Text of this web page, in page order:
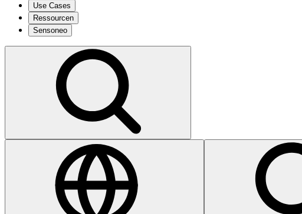
Use Cases
Ressourcen
Sensoneo